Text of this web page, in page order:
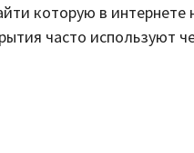
которую в
часто используют